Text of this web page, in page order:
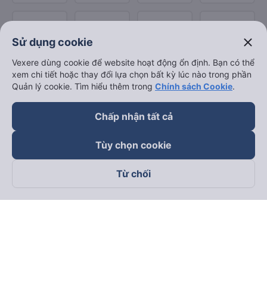
Theo dõi chúng tôi trên
Sử dụng cookie close
Vexere dùng cookie để website hoạt động ổn định. Bạn có thể
xem chi tiết hoặc thay đổi lựa chọn bất kỳ lúc nào trong phần
Quản lý cookie. Tìm hiểu thêm trong Chính sách Cookie.
Chấp nhận tất cả
Tùy chọn cookie
Từ chối